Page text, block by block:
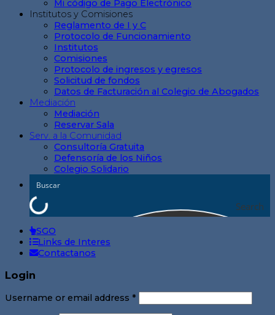
Mi código de Pago Electrónico
Institutos y Comisiones
Reglamento de I y C
Protocolo de Funcionamiento
Institutos
Comisiones
Protocolo de ingresos y egresos
Solicitud de fondos
Datos de Facturación al Colegio de Abogados
Mediación
Mediación
Reservar Sala
Serv. a la Comunidad
Consultoría Gratuita
Defensoría de los Niños
Colegio Solidario
Search
SGO
Links de Interes
Contactanos
Login
Username or email address *